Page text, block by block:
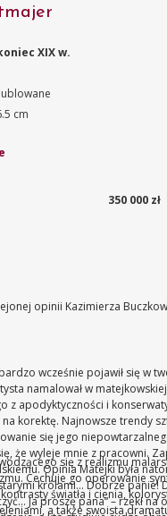
XIX w.
cm
350 000 zł
opinii Kazimierza
wcześnie pojawił się w
namalował w
z apodyktyczności i
korektę. Najnowsze trendy
się jego
że wyleje mnie z pracowni.
Opinia Matejki była
królami... Dobrze
Ja proszę pana“ – rzekł
się z realizmu
Cechuje go operowanie
światła i cienia,
a także swoista